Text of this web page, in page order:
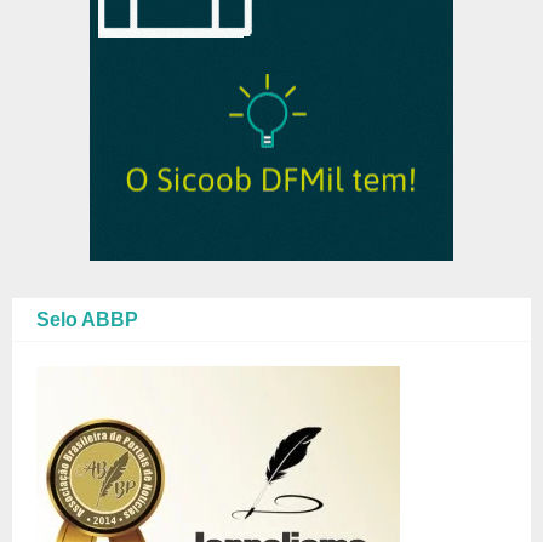
Selo ABBP